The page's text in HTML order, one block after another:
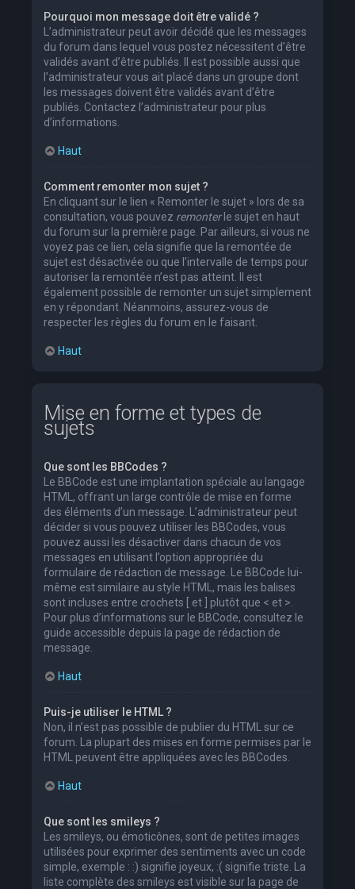
Pourquoi mon message doit être validé ?
L’administrateur peut avoir décidé que les messages
du forum dans lequel vous postez nécessitent d’être
validés avant d’être publiés. Il est possible aussi que
l’administrateur vous ait placé dans un groupe dont
les messages doivent être validés avant d’être
publiés. Contactez l’administrateur pour plus
d’informations.
Haut
Comment remonter mon sujet ?
En cliquant sur le lien « Remonter le sujet » lors de sa
consultation, vous pouvez remonterle sujet en haut
du forum sur la première page. Par ailleurs, si vous ne
voyez pas ce lien, cela signifie que la remontée de
sujet est désactivée ou que l’intervalle de temps pour
autoriser la remontée n’est pas atteint. Il est
également possible de remonter un sujet simplement
en y répondant. Néanmoins, assurez-vous de
respecter les règles du forum en le faisant.
Haut
Mise en forme et types de
sujets
Que sont les BBCodes ?
Le BBCode est une implantation spéciale au langage
HTML, offrant un large contrôle de mise en forme
des éléments d’un message. L’administrateur peut
décider si vous pouvez utiliser les BBCodes, vous
pouvez aussi les désactiver dans chacun de vos
messages en utilisant l’option appropriée du
formulaire de rédaction de message. Le BBCode lui-
même est similaire au style HTML, mais les balises
sont incluses entre crochets [ et ] plutôt que < et >.
Pour plus d’informations sur le BBCode, consultez le
guide accessible depuis la page de rédaction de
message.
Haut
Puis-je utiliser le HTML ?
Non, il n’est pas possible de publier du HTML sur ce
forum. La plupart des mises en forme permises par le
HTML peuvent être appliquées avec les BBCodes.
Haut
Que sont les smileys ?
Les smileys, ou émoticônes, sont de petites images
utilisées pour exprimer des sentiments avec un code
simple, exemple : :) signifie joyeux, :( signifie triste. La
liste complète des smileys est visible sur la page de